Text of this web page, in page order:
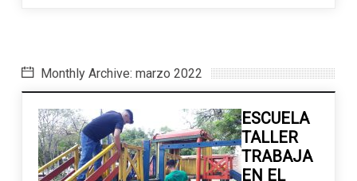
Monthly Archive: marzo 2022
ESCUELA
TALLER
TRABAJA
EN EL